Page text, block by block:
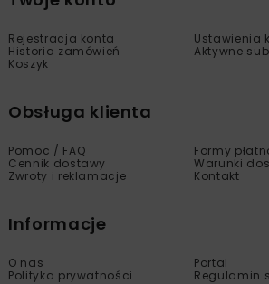
Rejestracja konta
Ustawienia
Historia zamówień
Aktywne
Koszyk
Obsługa klienta
Pomoc / FAQ
Formy
Cennik dostawy
Warunki
Zwroty i reklamacje
Kontakt
Informacje
O nas
Portal
Polityka prywatności
Regulamin